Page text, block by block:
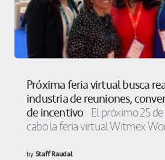
Próxima feria virtual busca
industria de reuniones,
de incentivo El próximo 25
cabo la feria virtual Witmex
byStaff Raudal